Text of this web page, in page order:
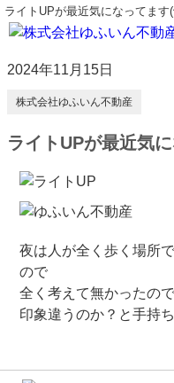
ライトUPが最近気になってます
2024年11月15日
株式会社ゆふいん不動産
ライトUPが最近気
夜は人が全く歩く場所
ので
全く考えて無かったの
印象違うのか？と手持